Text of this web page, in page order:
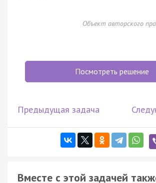
Объект авторского
Посмотреть решение
Предыдущая задача
Вместе с этой задачей